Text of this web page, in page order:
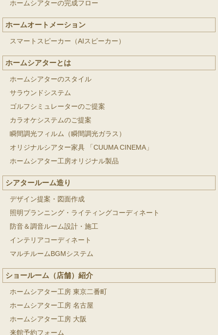
ホームシアターの完成フロー
ホームオートメーション
スマートスピーカー（AIスピーカー）
ホームシアターとは
ホームシアターのスタイル
サラウンドシステム
ゴルフシミュレーターのご提案
カラオケシステムのご提案
瞬間調光フィルム（瞬間調光ガラス）
オリジナルシアター家具 「CUUMA CINEMA」
ホームシアター工房オリジナル製品
シアタールーム造り
デザイン提案・図面作成
照明プランニング・ライティングコーディネート
防音＆調音ルーム設計・施工
インテリアコーディネート
マルチルームBGMシステム
ショールーム（店舗）紹介
ホームシアター工房 東京二番町
ホームシアター工房 名古屋
ホームシアター工房 大阪
来館予約フォーム